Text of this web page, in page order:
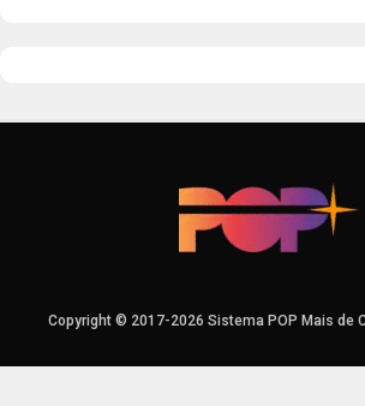
Copyright © 2017-2026 Sistema POP Mais de